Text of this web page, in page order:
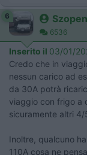
6 Szopen
6536
Inserito il 03/01/
Credo che in
nessun carico ad
da 30A potrà
viaggio con frigo a
sicuramente altri
Inoltre, qualcuno
110A cosa ne